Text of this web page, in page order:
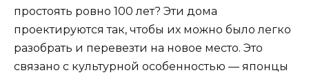
простоять ровно 100 лет? Эти дома
проектируются так, чтобы их можно было легко
разобрать и перевезти на новое место. Это
связано с культурной особенностью — японцы